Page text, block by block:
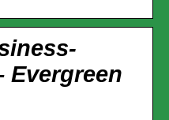
Evergreen